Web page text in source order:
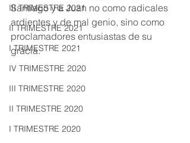
III TRIMESTRE 2021
II TRIMESTRE 2021
I TRIMESTRE 2021
IV TRIMESTRE 2020
III TRIMESTRE 2020
II TRIMESTRE 2020
I TRIMESTRE 2020
Santiago y a Juan no como radicales
ardientes y de mal genio, sino como
proclamadores entusiastas de su
gracia.